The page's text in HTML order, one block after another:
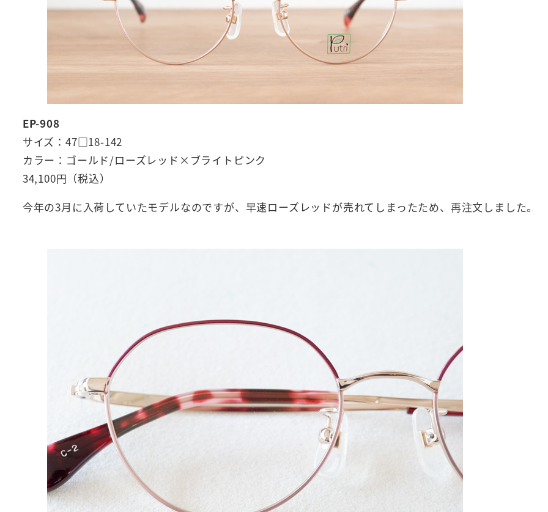
EP-908
サイズ：47□18-142
カラー：ゴールド/ローズレッド×ブライトピンク
34,100円（税込）
今年の3月に入荷していたモデルなのですが、早速ローズレッドが売れてしまったため、再注文しました。